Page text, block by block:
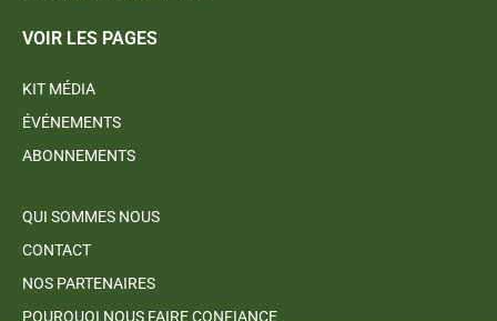
VOIR LES PAGES
KIT MÉDIA
ÉVÉNEMENTS
ABONNEMENTS
QUI SOMMES NOUS
CONTACT
NOS PARTENAIRES
POURQUOI NOUS FAIRE CONFIANCE